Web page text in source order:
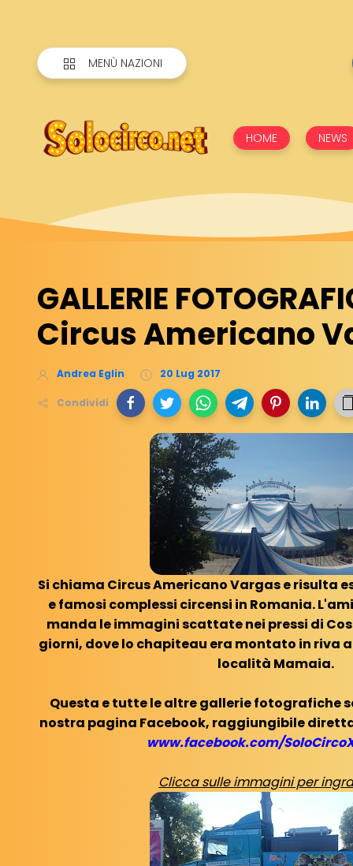
MENÙ NAZIONI
HOME NEWS
GALLERIE
Circus Americano
Andrea Eglin 20 Lug 2017
Condividi
Si chiama Circus Americano Vargas e risulta
e famosi complessi circensi in Romania.
manda le immagini scattate nei pressi di
giorni, dove lo chapiteau era montato in riva
località Mamaia.
Questa e tutte le altre gallerie fotografiche
nostra pagina Facebook, raggiungibile
www.facebook.com/
Clicca sulle immagini per